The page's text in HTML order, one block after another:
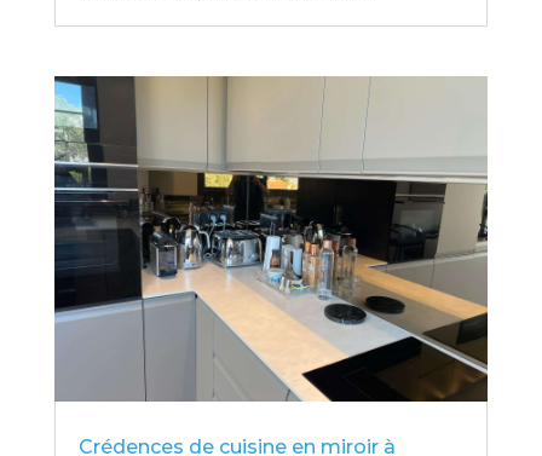
Crédences de cuisine en miroir à